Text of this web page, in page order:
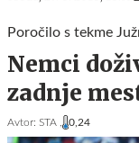
Poročilo s tekme
Nemci
zadnje
Avtor: STA , 0,24